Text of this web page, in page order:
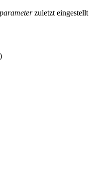
zuletzt eingestellt